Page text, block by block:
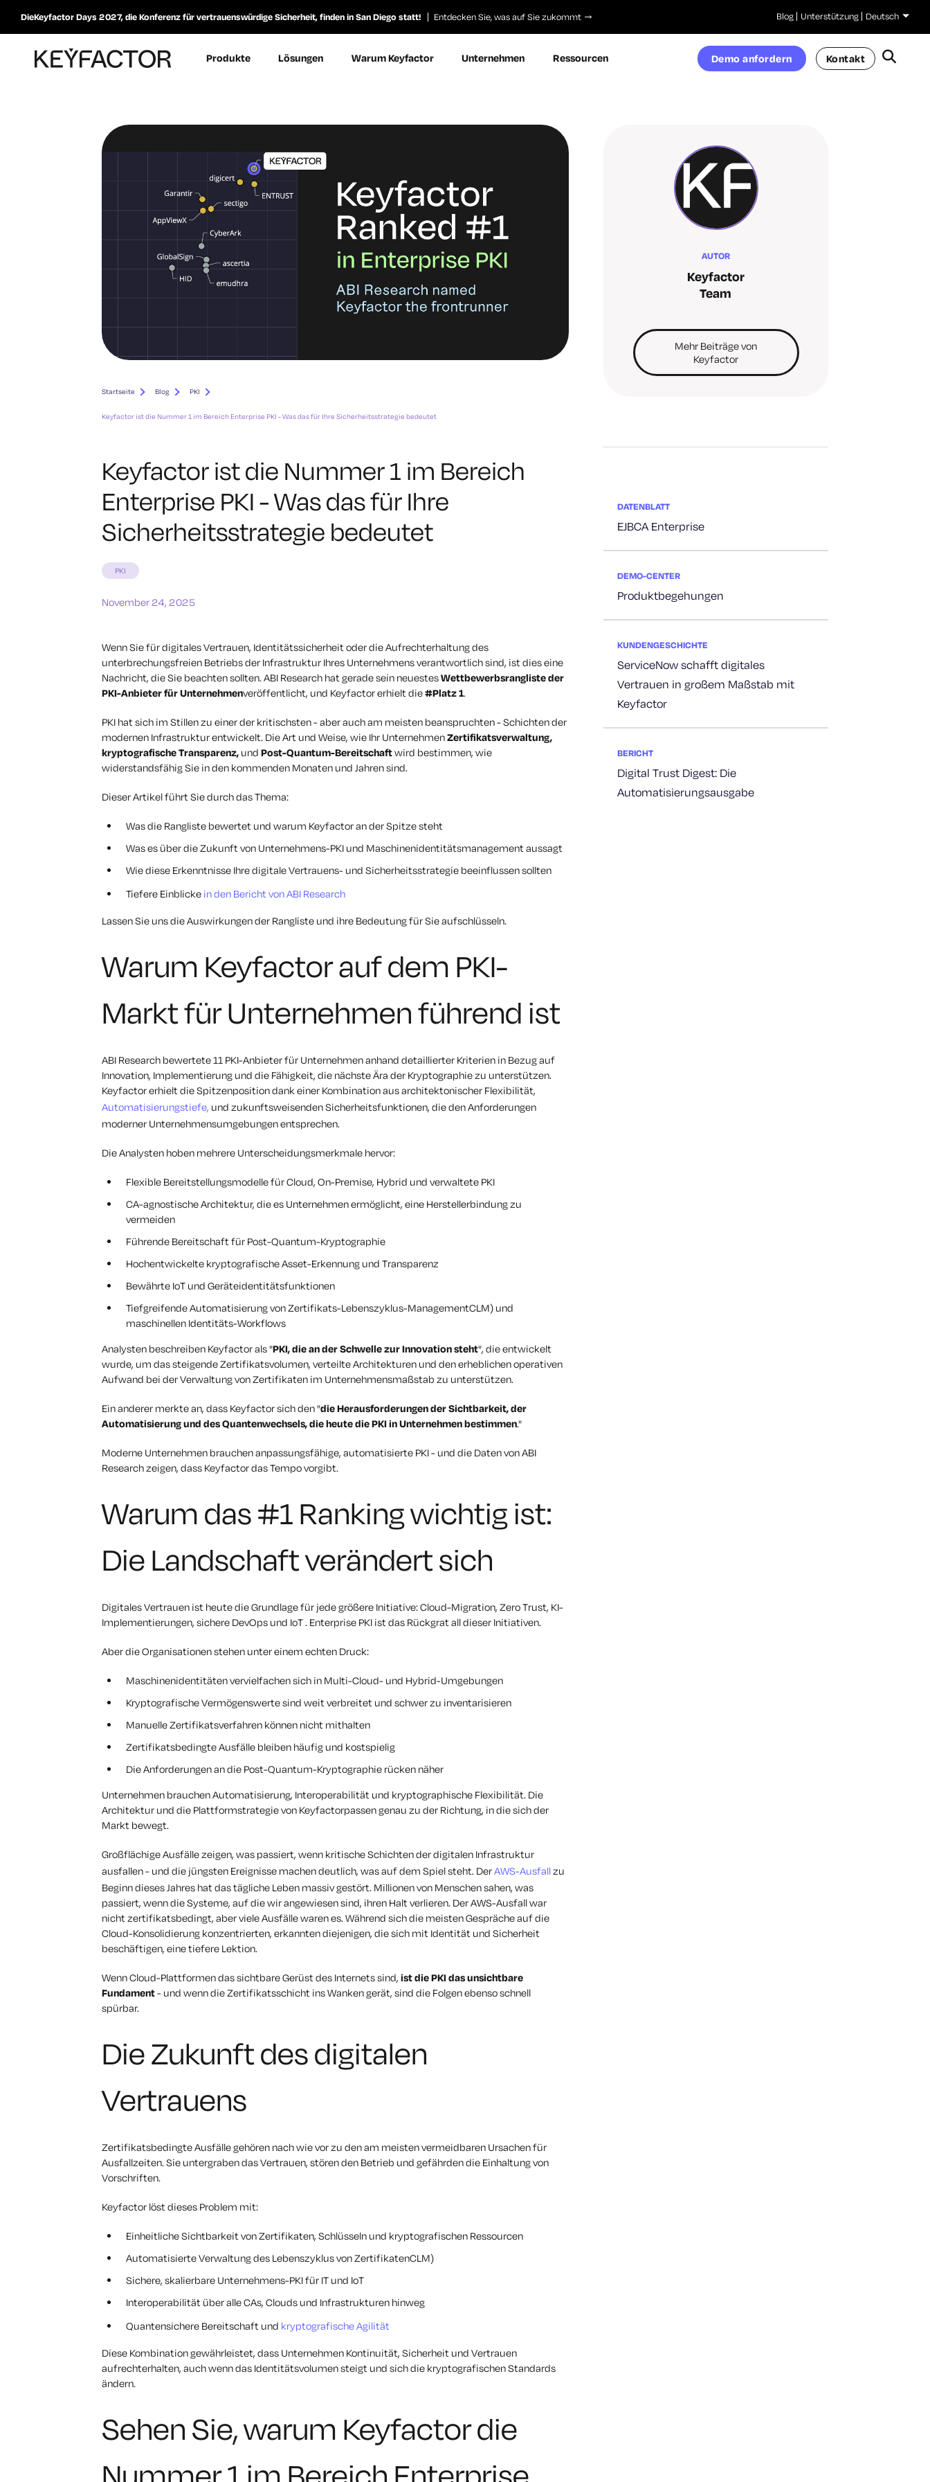
DieKeyfactor Days 2027, die Konferenz für vertrauenswürdige Sicherheit, finden in San Diego statt! Entdecken Sie, was auf Sie zukommt Blog Unterstützung Deutsch
Produkte Lösungen Warum Keyfactor Unternehmen Ressourcen Demo anfordern Kontakt
Startseite Blog PKI
Keyfactor ist die Nummer 1 im Bereich Enterprise PKI - Was das für Ihre Sicherheitsstrategie bedeutet
Keyfactor ist die Nummer 1 im Bereich
Enterprise PKI - Was das für Ihre
Sicherheitsstrategie bedeutet
PKI
November 24, 2025
Wenn Sie für digitales Vertrauen, Identitätssicherheit oder die Aufrechterhaltung des
unterbrechungsfreien Betriebs der Infrastruktur Ihres Unternehmens verantwortlich sind, ist dies eine
Nachricht, die Sie beachten sollten. ABI Research hat gerade sein neuestesWettbewerbsrangliste der
PKI-Anbieter für Unternehmenveröffentlicht, und Keyfactor erhielt die#Platz 1.
PKI hat sich im Stillen zu einer der kritischsten - aber auch am meisten beanspruchten - Schichten der
modernen Infrastruktur entwickelt. Die Art und Weise, wie Ihr UnternehmenZertifikatsverwaltung,
kryptografische Transparenz, und Post-Quantum-Bereitschaftwird bestimmen, wie
widerstandsfähig Sie in den kommenden Monaten und Jahren sind.
Dieser Artikel führt Sie durch das Thema:
Was die Rangliste bewertet und warum Keyfactor an der Spitze steht
Was es über die Zukunft von Unternehmens-PKI und Maschinenidentitätsmanagement aussagt
Wie diese Erkenntnisse Ihre digitale Vertrauens- und Sicherheitsstrategie beeinflussen sollten
Tiefere Einblicke in den Bericht von ABI Research
Lassen Sie uns die Auswirkungen der Rangliste und ihre Bedeutung für Sie aufschlüsseln.
Warum Keyfactor auf dem PKI-
Markt für Unternehmen führend ist
ABI Research bewertete 11 PKI-Anbieter für Unternehmen anhand detaillierter Kriterien in Bezug auf
Innovation, Implementierung und die Fähigkeit, die nächste Ära der Kryptographie zu unterstützen.
Keyfactor erhielt die Spitzenposition dank einer Kombination aus architektonischer Flexibilität,
Automatisierungstiefe, und zukunftsweisenden Sicherheitsfunktionen, die den Anforderungen
moderner Unternehmensumgebungen entsprechen.
Die Analysten hoben mehrere Unterscheidungsmerkmale hervor:
Flexible Bereitstellungsmodelle für Cloud, On-Premise, Hybrid und verwaltete PKI
CA-agnostische Architektur, die es Unternehmen ermöglicht, eine Herstellerbindung zu
vermeiden
Führende Bereitschaft für Post-Quantum-Kryptographie
Hochentwickelte kryptografische Asset-Erkennung und Transparenz
Bewährte IoT und Geräteidentitätsfunktionen
Tiefgreifende Automatisierung von Zertifikats-Lebenszyklus-ManagementCLM) und
maschinellen Identitäts-Workflows
Analysten beschreiben Keyfactor als "PKI, die an der Schwelle zur Innovation steht", die entwickelt
wurde, um das steigende Zertifikatsvolumen, verteilte Architekturen und den erheblichen operativen
Aufwand bei der Verwaltung von Zertifikaten im Unternehmensmaßstab zu unterstützen.
Ein anderer merkte an, dass Keyfactor sich den "die Herausforderungen der Sichtbarkeit, der
Automatisierung und des Quantenwechsels, die heute die PKI in Unternehmen bestimmen."
Moderne Unternehmen brauchen anpassungsfähige, automatisierte PKI - und die Daten von ABI
Research zeigen, dass Keyfactor das Tempo vorgibt.
Warum das #1 Ranking wichtig ist:
Die Landschaft verändert sich
Digitales Vertrauen ist heute die Grundlage für jede größere Initiative: Cloud-Migration, Zero Trust, KI-
Implementierungen, sichere DevOps und IoT . Enterprise PKI ist das Rückgrat all dieser Initiativen.
Aber die Organisationen stehen unter einem echten Druck:
Maschinenidentitäten vervielfachen sich in Multi-Cloud- und Hybrid-Umgebungen
Kryptografische Vermögenswerte sind weit verbreitet und schwer zu inventarisieren
Manuelle Zertifikatsverfahren können nicht mithalten
Zertifikatsbedingte Ausfälle bleiben häufig und kostspielig
Die Anforderungen an die Post-Quantum-Kryptographie rücken näher
Unternehmen brauchen Automatisierung, Interoperabilität und kryptographische Flexibilität. Die
Architektur und die Plattformstrategie von Keyfactorpassen genau zu der Richtung, in die sich der
Markt bewegt.
Großflächige Ausfälle zeigen, was passiert, wenn kritische Schichten der digitalen Infrastruktur
ausfallen - und die jüngsten Ereignisse machen deutlich, was auf dem Spiel steht. DerAWS-Ausfallzu
Beginn dieses Jahres hat das tägliche Leben massiv gestört. Millionen von Menschen sahen, was
passiert, wenn die Systeme, auf die wir angewiesen sind, ihren Halt verlieren. Der AWS-Ausfall war
nicht zertifikatsbedingt, aber viele Ausfälle waren es. Während sich die meisten Gespräche auf die
Cloud-Konsolidierung konzentrierten, erkannten diejenigen, die sich mit Identität und Sicherheit
beschäftigen, eine tiefere Lektion.
Wenn Cloud-Plattformen das sichtbare Gerüst des Internets sind, ist die PKI das unsichtbare
Fundament- und wenn die Zertifikatsschicht ins Wanken gerät, sind die Folgen ebenso schnell
spürbar.
Die Zukunft des digitalen
Vertrauens
Zertifikatsbedingte Ausfälle gehören nach wie vor zu den am meisten vermeidbaren Ursachen für
Ausfallzeiten. Sie untergraben das Vertrauen, stören den Betrieb und gefährden die Einhaltung von
Vorschriften.
Keyfactor löst dieses Problem mit:
Einheitliche Sichtbarkeit von Zertifikaten, Schlüsseln und kryptografischen Ressourcen
Automatisierte Verwaltung des Lebenszyklus von ZertifikatenCLM)
Sichere, skalierbare Unternehmens-PKI für IT und IoT
Interoperabilität über alle CAs, Clouds und Infrastrukturen hinweg
Quantensichere Bereitschaft und kryptografische Agilität
Diese Kombination gewährleistet, dass Unternehmen Kontinuität, Sicherheit und Vertrauen
aufrechterhalten, auch wenn das Identitätsvolumen steigt und sich die kryptografischen Standards
ändern.
Sehen Sie, warum Keyfactor die
AUTOR
Keyfactor
Team
Mehr Beiträge von
Keyfactor
DATENBLATT
EJBCA Enterprise
DEMO-CENTER
Produktbegehungen
KUNDENGESCHICHTE
ServiceNow schafft digitales
Vertrauen in großem Maßstab mit
Keyfactor
BERICHT
Digital Trust Digest: Die
Automatisierungsausgabe